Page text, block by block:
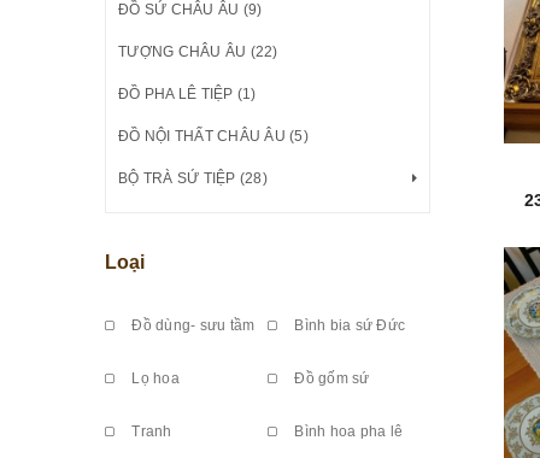
ĐỒ SỨ CHÂU ÂU (9)
TƯỢNG CHÂU ÂU (22)
ĐỒ PHA LÊ TIỆP (1)
ĐỒ NỘI THẤT CHÂU ÂU (5)
BỘ TRÀ SỨ TIỆP (28)
Loại
Đồ dùng- sưu tầm Bình bia sứ Đức
Lọ hoa Đồ gốm sứ
Tranh Bình hoa pha lê